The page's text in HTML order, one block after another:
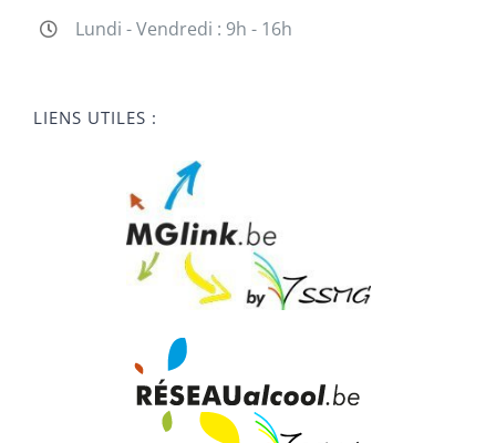
Lundi - Vendredi : 9h - 16h
LIENS UTILES :